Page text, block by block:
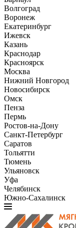
Волгоград
Воронеж
Екатеринбург
Ижевск
Казань
Краснодар
Красноярск
Москва
Нижний Новгород
Новосибирск
Омск
Пенза
Пермь
Ростов-на-Дону
Санкт-Петербург
Саратов
Тольятти
Тюмень
Ульяновск
Уфа
Челябинск
Южно-Сахалинск